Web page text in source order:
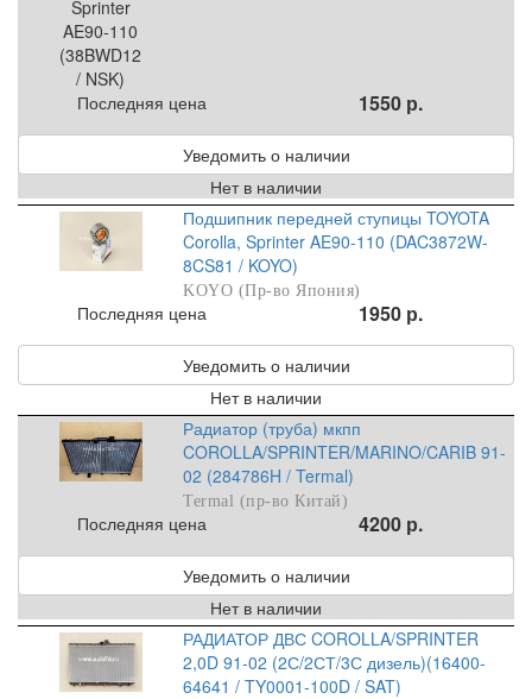
Последняя цена 1550 р.
Уведомить о наличии
Нет в наличии
Подшипник передней ступицы TOYOTA
Corolla, Sprinter AE90-110 (DAC3872W-
8CS81 / KOYO)
KOYO (Пр-во Япония)
Последняя цена 1950 р.
Уведомить о наличии
Нет в наличии
Радиатор (труба) мкпп
COROLLA/SPRINTER/MARINO/CARIB 91-
02 (284786H / Termal)
Termal (пр-во Китай)
Последняя цена 4200 р.
Уведомить о наличии
Нет в наличии
РАДИАТОР ДВС COROLLA/SPRINTER
2,0D 91-02 (2С/2СТ/3С дизель)(16400-
64641 / TY0001-100D / SAT)